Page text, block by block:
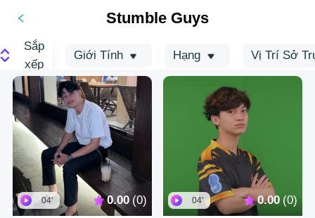
Stumble Guys
Sắp
xếp
Giới Tính Hạng Vị Trí Sở
04' 0.00 (0) 04' 0.00 (0)